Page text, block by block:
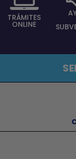
TRÁMITES
ONLINE